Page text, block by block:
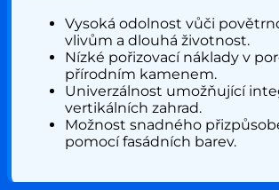
Vysoká odolnost vůči
vlivům a dlouhá životnost.
Nízké pořizovací náklady v
přírodním kamenem.
Univerzálnost umožňující
vertikálních zahrad.
Možnost snadného
pomocí fasádních barev.